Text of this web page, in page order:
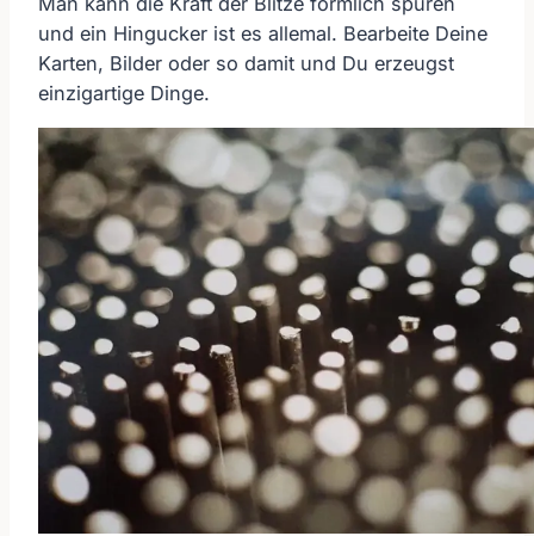
und ein Hingucker ist es allemal. Bearbeite Deine
Karten, Bilder oder so damit und Du erzeugst
einzigartige Dinge.